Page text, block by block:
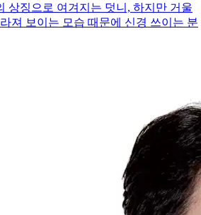
상징으로 여겨지는 덧니, 하지만 거울
져 보이는 모습 때문에 신경 쓰이는 분